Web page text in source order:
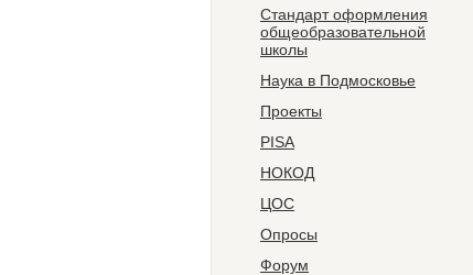
Стандарт оформления
общеобразовательной
школы
Наука в Подмосковье
Проекты
PISA
НОКОД
ЦОС
Опросы
Форум